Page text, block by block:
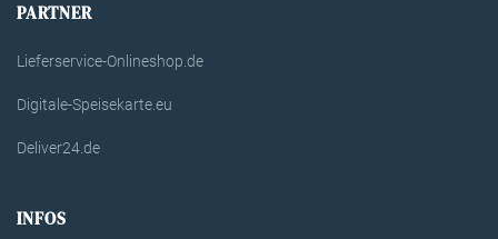
PARTNER
Lieferservice-Onlineshop.de
Digitale-Speisekarte.eu
Deliver24.de
INFOS